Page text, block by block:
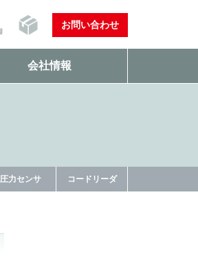
お問い合わせ
会社情報
圧力センサ コードリーダ